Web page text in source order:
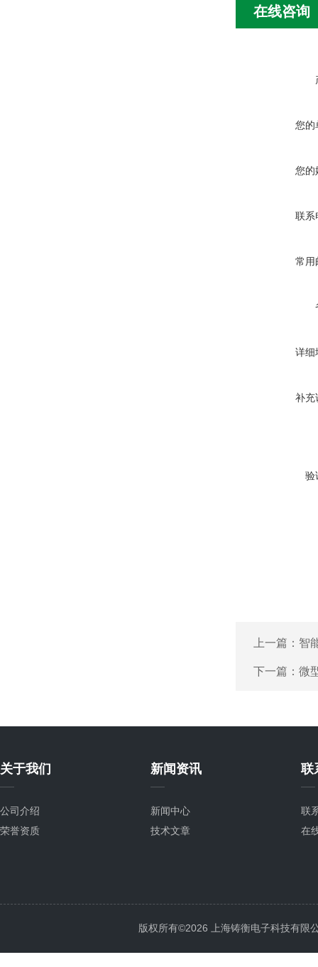
在线咨询
您的
您的
联系
常用
详细
补充
验
上一篇： 智
下一篇： 微
关于我们
公司介绍
荣誉资质
新闻资讯
新闻中心
技术文章
联
联
在
版权所有©2026 上海铸衡电子科技有